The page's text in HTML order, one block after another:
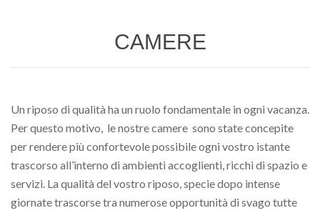
CAMERE
Un riposo di qualità ha un ruolo fondamentale in ogni vacanza.
Per questo motivo, le nostre camere sono state concepite
per rendere più confortevole possibile ogni vostro istante
trascorso all’interno di ambienti accoglienti, ricchi di spazio e
servizi. La qualità del vostro riposo, specie dopo intense
giornate trascorse tra numerose opportunità di svago tutte